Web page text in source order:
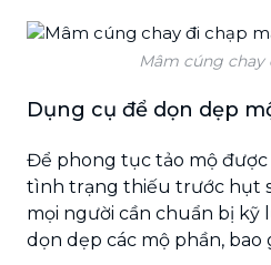
Mâm cúng chay
Dụng cụ để dọn dẹp
Để phong tục tảo mộ được
tình trạng thiếu trước hụt
mọi người cần chuẩn bị kỹ
dọn dẹp các mộ phần, bao